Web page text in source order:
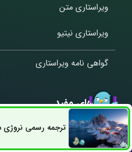
ویراستاری متن
ویراستاری نیتیو
گواهی نامه ویراستاری
لینک های مفید
درباره ما
ترجمه رسمی نروژیراه های ارتباطی